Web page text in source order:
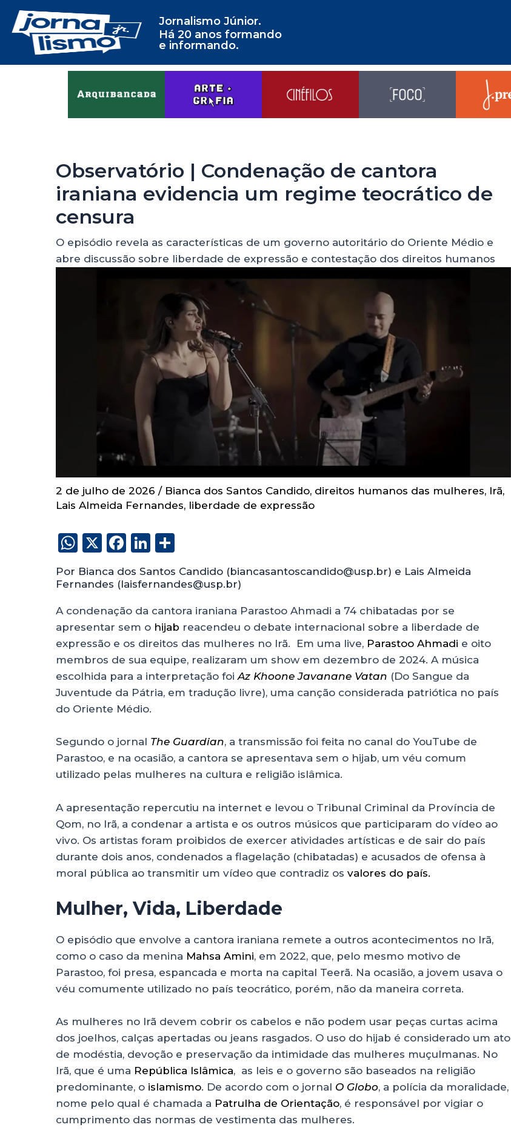
Jornalismo Júnior.
Há 20 anos formando
e informando.
Observatório | Condenação de cantora
iraniana evidencia um regime teocrático de
censura
O episódio revela as características de um governo autoritário do Oriente Médio e
abre discussão sobre liberdade de expressão e contestação dos direitos humanos
2 de julho de 2026 / Bianca dos Santos Candido, direitos humanos das mulheres, Irã,
Lais Almeida Fernandes, liberdade de expressão
W
h
a
ts
A
p
p
X
F
c
b
o
o
k
Li
n
k
dI
n
h
a
Por Bianca dos Santos Candido (biancasantoscandido@usp.br) e Lais Almeida
Fernandes (laisfernandes@usp.br)
A condenação da cantora iraniana Parastoo Ahmadi a 74 chibatadas por se
apresentar sem o hijab reacendeu o debate internacional sobre a liberdade de
expressão e os direitos das mulheres no Irã. Em uma live, Parastoo Ahmadi e oito
membros de sua equipe, realizaram um show em dezembro de 2024. A música
escolhida para a interpretação foiAz Khoone Javanane Vatan (Do Sangue da
Juventude da Pátria, em tradução livre), uma canção considerada patriótica no país
do Oriente Médio.
Segundo o jornal The Guardian, a transmissão foi feita no canal do YouTube de
Parastoo, e na ocasião, a cantora se apresentava sem o hijab, um véu comum
utilizado pelas mulheres na cultura e religião islâmica.
A apresentação repercutiu na internet e levou o Tribunal Criminal da Província de
Qom, no Irã, a condenar a artista e os outros músicos que participaram do vídeo ao
vivo. Os artistas foram proibidos de exercer atividades artísticas e de sair do país
durante dois anos, condenados a flagelação (chibatadas) e acusados de ofensa à
moral pública ao transmitir um vídeo que contradiz os valores do país.
Mulher, Vida, Liberdade
O episódio que envolve a cantora iraniana remete a outros acontecimentos no Irã,
como o caso da menina Mahsa Amini, em 2022, que, pelo mesmo motivo de
Parastoo, foi presa, espancada e morta na capital Teerã. Na ocasião, a jovem usava o
véu comumente utilizado no país teocrático, porém, não da maneira correta.
As mulheres no Irã devem cobrir os cabelos e não podem usar peças curtas acima
dos joelhos, calças apertadas ou jeans rasgados. O uso do hijab é considerado um ato
de modéstia, devoção e preservação da intimidade das mulheres muçulmanas. No
Irã, que é uma República Islâmica, as leis e o governo são baseados na religião
predominante, o islamismo. De acordo com o jornal O Globo, a polícia da moralidade,
nome pelo qual é chamada a Patrulha de Orientação, é responsável por vigiar o
cumprimento das normas de vestimenta das mulheres.